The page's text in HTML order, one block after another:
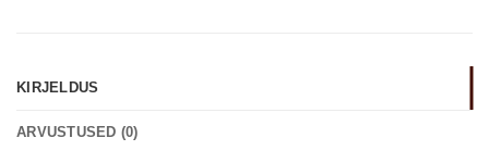
KIRJELDUS
ARVUSTUSED (0)